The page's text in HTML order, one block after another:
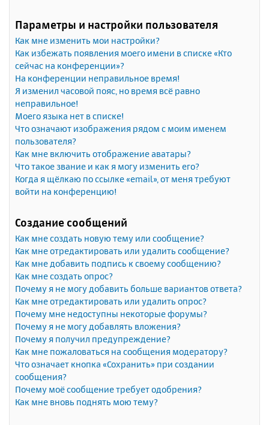
Параметры и настройки пользователя
Как мне изменить мои настройки?
Как избежать появления моего имени в списке «Кто
сейчас на конференции»?
На конференции неправильное время!
Я изменил часовой пояс, но время всё равно
неправильное!
Моего языка нет в списке!
Что означают изображения рядом с моим именем
пользователя?
Как мне включить отображение аватары?
Что такое звание и как я могу изменить его?
Когда я щёлкаю по ссылке «email», от меня требуют
войти на конференцию!
Создание сообщений
Как мне создать новую тему или сообщение?
Как мне отредактировать или удалить сообщение?
Как мне добавить подпись к своему сообщению?
Как мне создать опрос?
Почему я не могу добавить больше вариантов ответа?
Как мне отредактировать или удалить опрос?
Почему мне недоступны некоторые форумы?
Почему я не могу добавлять вложения?
Почему я получил предупреждение?
Как мне пожаловаться на сообщения модератору?
Что означает кнопка «Сохранить» при создании
сообщения?
Почему моё сообщение требует одобрения?
Как мне вновь поднять мою тему?